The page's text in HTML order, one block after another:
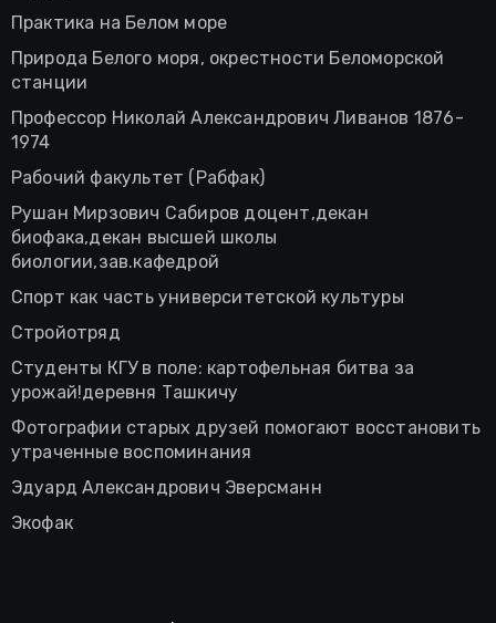
Практика на Белом море
Природа Белого моря, окрестности Беломорской
станции
Профессор Николай Александрович Ливанов 1876-
1974
Рабочий факультет (Рабфак)
Рушан Мирзович Сабиров доцент,декан
биофака,декан высшей школы
биологии,зав.кафедрой
Спорт как часть университетской культуры
Стройотряд
Студенты КГУ в поле: картофельная битва за
урожай!деревня Ташкичу
Фотографии старых друзей помогают восстановить
утраченные воспоминания
Эдуард Александрович Эверсманн
Экофак